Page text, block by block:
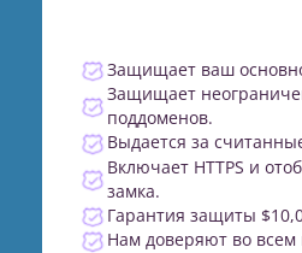
Защищает ваш
Защищает
поддоменов.
Выдается за
Включает HTTPS и
замка.
Гарантия защиты
Нам доверяют во всем